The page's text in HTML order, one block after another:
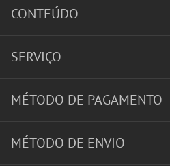
CONTEÚDO
SERVIÇO
MÉTODO DE PAGAMENTO
MÉTODO DE ENVIO